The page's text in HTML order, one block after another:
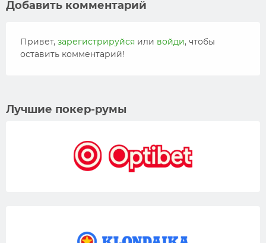
Добавить комментарий
Привет, зарегистрируйся или войди, чтобы
оставить комментарий!
Лучшие покер-румы